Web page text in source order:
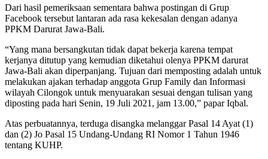
Dari hasil pemeriksaan sementara bahwa postingan di Grup
Facebook tersebut lantaran ada rasa kekesalan dengan adanya
PPKM Darurat Jawa-Bali.
“Yang mana bersangkutan tidak dapat bekerja karena tempat
kerjanya ditutup yang kemudian diketahui olenya PPKM darurat
Jawa-Bali akan diperpanjang. Tujuan dari memposting adalah untuk
melakukan ajakan terhadap anggota Grup Family dan Informasi
wilayah Cilongok untuk menyuarakan sesuai dengan tulisan yang
diposting pada hari Senin, 19 Juli 2021, jam 13.00,” papar Iqbal.
Atas perbuatannya, terduga disangka melanggar Pasal 14 Ayat (1)
dan (2) Jo Pasal 15 Undang-Undang RI Nomor 1 Tahun 1946
tentang KUHP.